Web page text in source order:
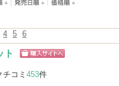
4 5 6
ト
グサイトへ
チコミ 453件